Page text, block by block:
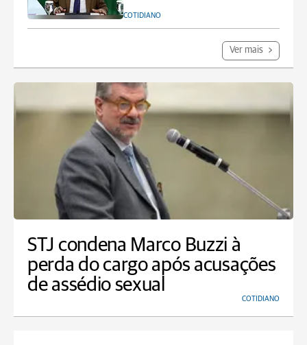
COTIDIANO
Ver mais
STJ condena Marco Buzzi à
perda do cargo após acusações
de assédio sexual
COTIDIANO